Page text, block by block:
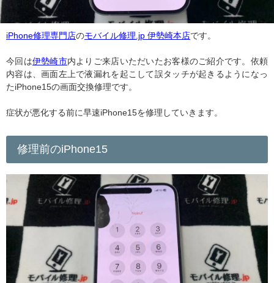
iPhone修理専門店のモバイル修理.jp 伊勢崎本店です。
今回は伊勢崎市内よりご来店いただいたお客様のご紹介です。依頼
内容は、画面左上で液漏れを起こして誤タッチが起きるようになっ
たiPhone15の画面交換修理です。
症状が悪化する前に早速iPhone15を修理していきます。
修理前のiPhone15